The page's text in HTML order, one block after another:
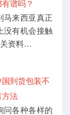
谱吗？
马来西亚真正
没有机会接触
关资料…
到货包装不
方法
问各种各样的